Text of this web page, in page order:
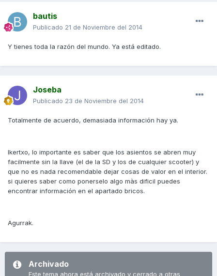
bautis
Publicado 21 de Noviembre del 2014
Y tienes toda la razón del mundo. Ya está editado.
Joseba
Publicado 23 de Noviembre del 2014
Totalmente de acuerdo, demasiada información hay ya.
Ikertxo, lo importante es saber que los asientos se abren muy
facilmente sin la llave (el de la SD y los de cualquier scooter) y
que no es nada recomendable dejar cosas de valor en el interior.
si quieres saber como ponerselo algo màs dificil puedes
encontrar información en el apartado bricos.
Agurrak.
Archivado
Este tema ahora está archivado y cerrado a otras